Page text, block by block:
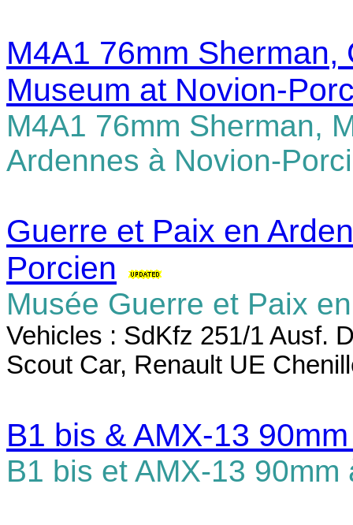
M4A1 76mm
Museum at Novion-
M4A1 76mm Sherman,
Ardennes à Novion-
Guerre et Paix en
Porcien
Musée Guerre et Paix
Vehicles : SdKfz 251/1 Ausf.
Scout Car, Renault UE
B1 bis & AMX-13
B1 bis et AMX-13 90mm